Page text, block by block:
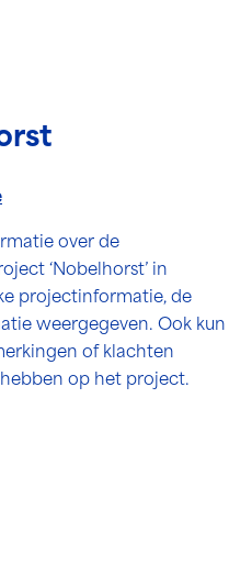
over de
‘Nobelhorst’ in
projectinformatie, de
weergegeven. Ook kun
of klachten
op het project.